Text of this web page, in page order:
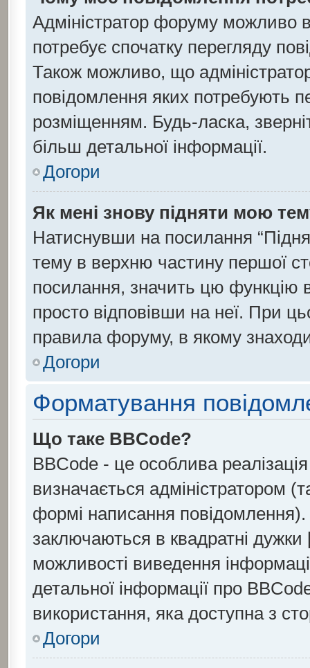
Адміністратор форуму
потребує спочатку перегляду
Також можливо, що
повідомлення яких потребують
розміщенням. Будь-ласка,
більш детальної інформації.
Догори
Як мені знову підняти мою
Натиснувши на посилання
тему в верхню частину першої
посилання, значить цю функцію
просто відповівши на неї. При
правила форуму, в якому
Догори
Форматування
Що таке BBCode?
BBCode - це особлива
визначається адміністратором
формі написання
заключаються в квадратні дужки
можливості виведення
детальної інформації про
використання, яка доступна з
Догори